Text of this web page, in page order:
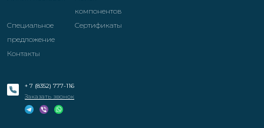
компонентов
Специальное
предложение
Cертификаты
Контакты
+ 7 (8352) 777-116
Заказать звонок